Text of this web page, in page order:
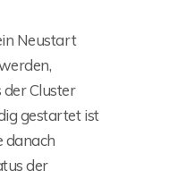
Neustart
Cluster
gestartet ist
danach
der